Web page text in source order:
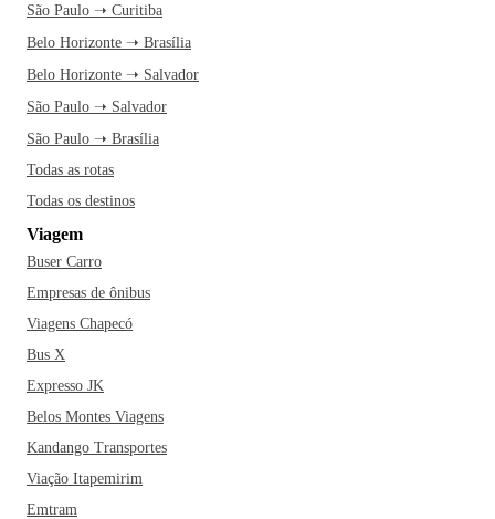
São Paulo ➝ Curitiba
Belo Horizonte ➝ Brasília
Belo Horizonte ➝ Salvador
São Paulo ➝ Salvador
São Paulo ➝ Brasília
Todas as rotas
Todas os destinos
Viagem
Buser Carro
Empresas de ônibus
Viagens Chapecó
Bus X
Expresso JK
Belos Montes Viagens
Kandango Transportes
Viação Itapemirim
Emtram